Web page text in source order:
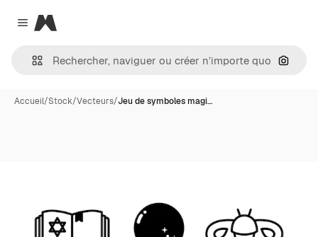
Close menu
Magnific
Accueil/Stock/Vecteurs/Jeu de symboles magi…